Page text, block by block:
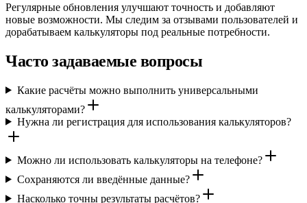
Регулярные обновления улучшают точность и добавляют
новые возможности. Мы следим за отзывами пользователей и
дорабатываем калькуляторы под реальные потребности.
Часто задаваемые вопросы
Какие расчёты можно выполнить универсальными
калькуляторами?
Нужна ли регистрация для использования калькуляторов?
Можно ли использовать калькуляторы на телефоне?
Сохраняются ли введённые данные?
Насколько точны результаты расчётов?